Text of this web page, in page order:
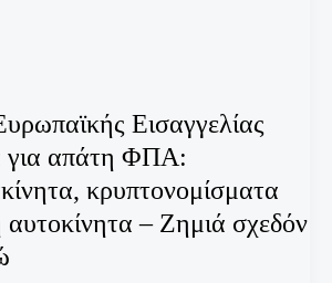
Εισαγγελίας
για απάτη ΦΠΑ:
κρυπτονομίσματα
αυτοκίνητα – Ζημιά σχεδόν